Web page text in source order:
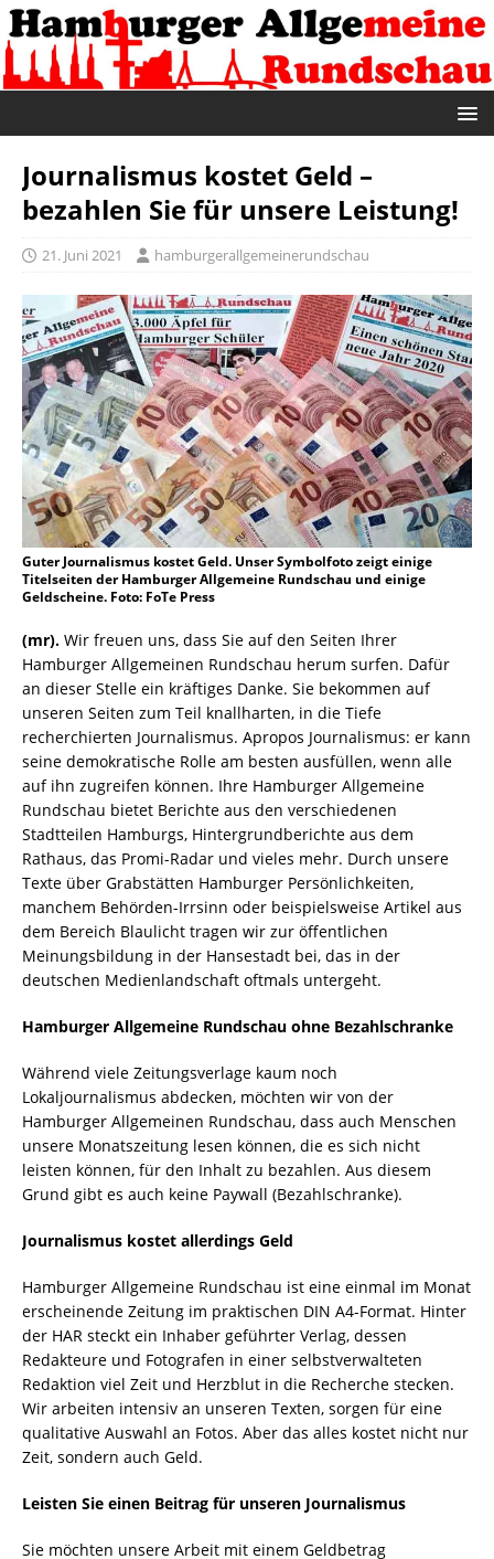
Journalismus kostet Geld –
bezahlen Sie für unsere Leistung!
21. Juni 2021 hamburgerallgemeinerundschau
Guter Journalismus kostet Geld. Unser Symbolfoto zeigt einige
Titelseiten der Hamburger Allgemeine Rundschau und einige
Geldscheine. Foto: FoTe Press
(mr). Wir freuen uns, dass Sie auf den Seiten Ihrer
Hamburger Allgemeinen Rundschau herum surfen. Dafür
an dieser Stelle ein kräftiges Danke. Sie bekommen auf
unseren Seiten zum Teil knallharten, in die Tiefe
recherchierten Journalismus. Apropos Journalismus: er kann
seine demokratische Rolle am besten ausfüllen, wenn alle
auf ihn zugreifen können. Ihre Hamburger Allgemeine
Rundschau bietet Berichte aus den verschiedenen
Stadtteilen Hamburgs, Hintergrundberichte aus dem
Rathaus, das Promi-Radar und vieles mehr. Durch unsere
Texte über Grabstätten Hamburger Persönlichkeiten,
manchem Behörden-Irrsinn oder beispielsweise Artikel aus
dem Bereich Blaulicht tragen wir zur öffentlichen
Meinungsbildung in der Hansestadt bei, das in der
deutschen Medienlandschaft oftmals untergeht.
Hamburger Allgemeine Rundschau ohne Bezahlschranke
Während viele Zeitungsverlage kaum noch
Lokaljournalismus abdecken, möchten wir von der
Hamburger Allgemeinen Rundschau, dass auch Menschen
unsere Monatszeitung lesen können, die es sich nicht
leisten können, für den Inhalt zu bezahlen. Aus diesem
Grund gibt es auch keine Paywall (Bezahlschranke).
Journalismus kostet allerdings Geld
Hamburger Allgemeine Rundschau ist eine einmal im Monat
erscheinende Zeitung im praktischen DIN A4-Format. Hinter
der HAR steckt ein Inhaber geführter Verlag, dessen
Redakteure und Fotografen in einer selbstverwalteten
Redaktion viel Zeit und Herzblut in die Recherche stecken.
Wir arbeiten intensiv an unseren Texten, sorgen für eine
qualitative Auswahl an Fotos. Aber das alles kostet nicht nur
Zeit, sondern auch Geld.
Leisten Sie einen Beitrag für unseren Journalismus
Sie möchten unsere Arbeit mit einem Geldbetrag